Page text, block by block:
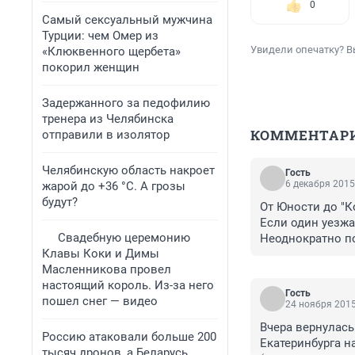
Самый сексуальный мужчина
Турции: чем Омер из
«Клюквенного щербета»
покорил женщин
Задержанного за педофилию
тренера из Челябинска
отправили в изолятор
Челябинскую область накроет
жарой до +36 °C. А грозы
будут?
Свадебную церемонию
Клавы Коки и Димы
Масленникова провел
настоящий король. Из-за него
пошел снег — видео
Россию атаковали больше 200
0
Увидели опечатку?
Гость
6 декабря
От Юности до
Если один
Неоднократно
Гость
24 ноября
Вчера
Екатеринбурга